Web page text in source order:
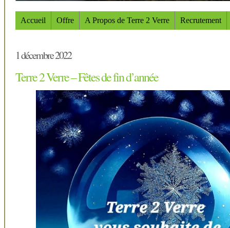
Accueil Offre A Propos de Terre 2 Verre Recrutement
1 décembre 2022
Terre 2 Verre – Fêtes de fin d’année